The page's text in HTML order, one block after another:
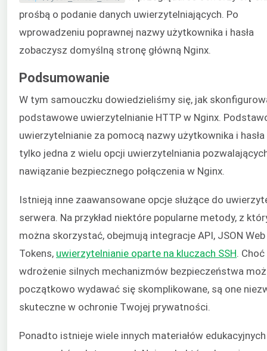
prośbą o podanie danych uwierzytelniających. Po
wprowadzeniu poprawnej nazwy użytkownika i hasła
zobaczysz domyślną stronę główną Nginx.
Podsumowanie
W tym samouczku dowiedzieliśmy się, jak
podstawowe uwierzytelnianie HTTP w Nginx.
uwierzytelnianie za pomocą nazwy użytkownika i
tylko jedna z wielu opcji uwierzytelniania
nawiązanie bezpiecznego połączenia w Nginx.
Istnieją inne zaawansowane opcje służące do
serwera. Na przykład niektóre popularne metody, z
można skorzystać, obejmują integracje API, JSON Web
Tokens, uwierzytelnianie oparte na kluczach SSH. Choć
wdrożenie silnych mechanizmów bezpieczeństwa
początkowo wydawać się skomplikowane, są one
skuteczne w ochronie Twojej prywatności.
Ponadto istnieje wiele innych materiałów